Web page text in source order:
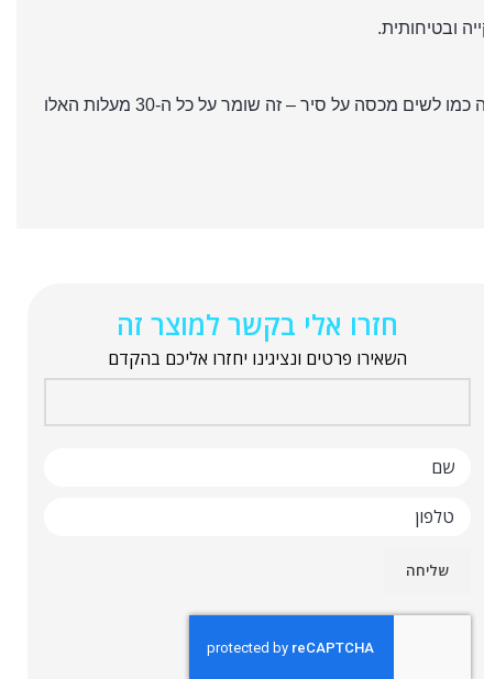
ובטיחותית.
כשהבריכה לא בשימוש. זה כמו לשים מכסה על סיר – זה שומר על כל ה-30 מעלות האלו
חזרו אלי בקשר למוצר זה
השאירו פרטים ונציגינו יחזרו אליכם בהקדם